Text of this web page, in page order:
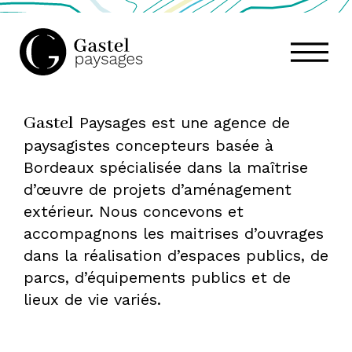
GASTEL
PAYSAGES,
ATELIER
PAYSAGE
Gastel Paysages est une agence de
paysagistes concepteurs basée à
Bordeaux spécialisée dans la maîtrise
d’œuvre de projets d’aménagement
extérieur. Nous concevons et
accompagnons les maitrises d’ouvrages
dans la réalisation d’espaces publics, de
parcs, d’équipements publics et de
lieux de vie variés.